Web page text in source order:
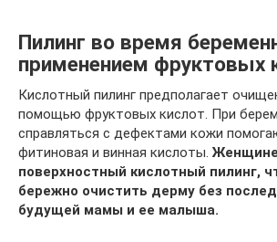
Пилинг во время
применением фруктовых
Кислотный пилинг предполагает
помощью фруктовых кислот. При
справляться с дефектами кожи
фитиновая и винная кислоты.
поверхностный кислотный пилинг,
бережно очистить дерму без
будущей мамы и ее малыша.